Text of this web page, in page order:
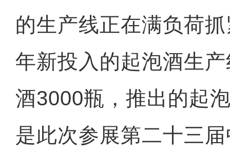
的生产线正在满负荷
年新投入的起泡酒生
酒3000瓶，推出的起
是此次参展第二十三